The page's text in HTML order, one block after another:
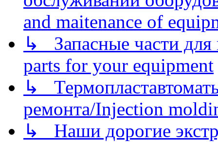
and maitenance of
↳ Запасные части для
parts for your equipment
↳
ремонта/Injection
↳ Наши дорогие